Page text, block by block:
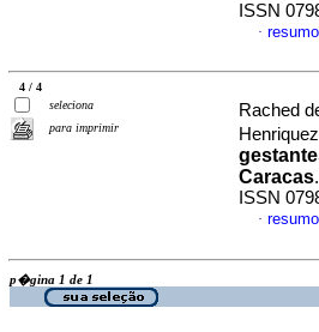
ISSN
·
4 / 4
seleciona
para imprimir
Rached
Caracas
ISSN
·
p�gina 1 de 1